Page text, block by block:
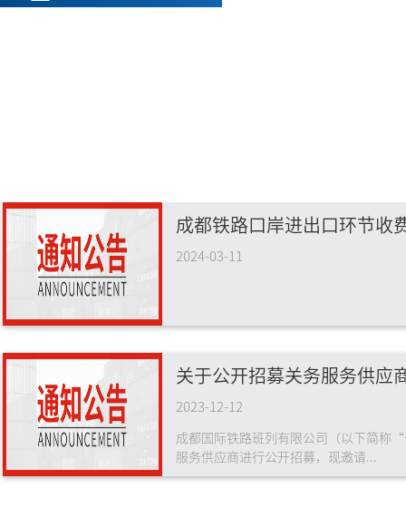
2024-03-11
关于公开招募关务服务供应
2023-12-12
成都国际铁路班列有限公司（以下简称
服务供应商进行公开招募，现邀请...